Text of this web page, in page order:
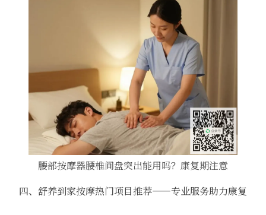
腰部按摩器腰椎间盘突出能用吗？康复期注意
四、舒养到家按摩热门项目推荐——专业服务助力康复